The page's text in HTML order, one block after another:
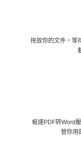
拖放你的文件，等
极速PDF转Word
管你用